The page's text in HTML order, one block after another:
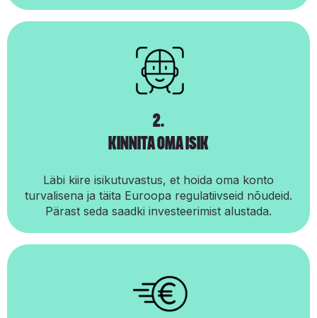
2.
kinnita oma isik
Läbi kiire isikutuvastus, et hoida oma konto
turvalisena ja täita Euroopa regulatiivseid nõudeid.
Pärast seda saadki investeerimist alustada.